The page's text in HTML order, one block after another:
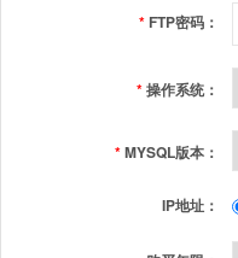
* FTP密码：
*操作系统：
*MYSQL版本：
IP地址：